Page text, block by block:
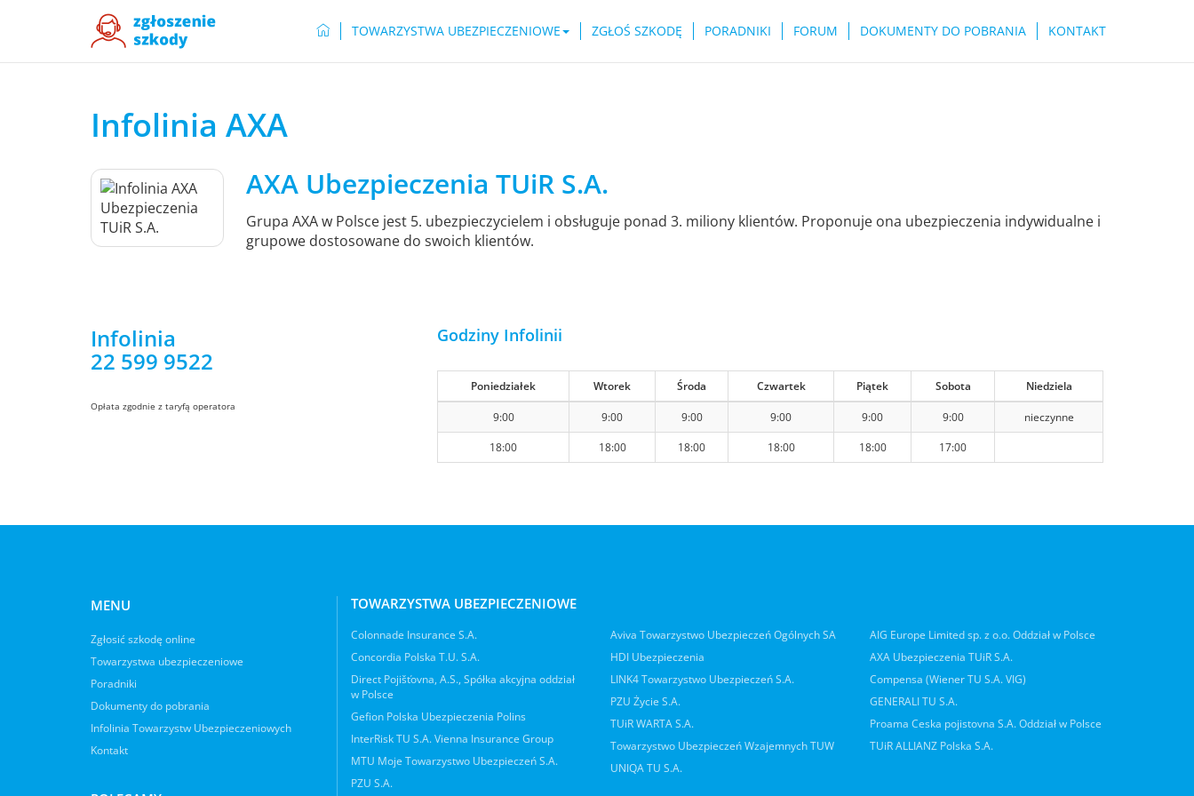
TOWARZYSTWA UBEZPIECZENIOWE ZGŁOŚ SZKODĘ PORADNIKI FORUM DOKUMENTY DO POBRANIA KONTAKT
Infolinia AXA
AXA Ubezpieczenia TUiR S.A.
Grupa AXA w Polsce jest 5. ubezpieczycielem i obsługuje ponad 3. miliony klientów. Proponuje ona ubezpieczenia indywidualne i
grupowe dostosowane do swoich klientów.
Infolinia
22 599 9522
Opłata zgodnie z taryfą operatora
Godziny Infolinii
Poniedziałek Wtorek Środa Czwartek Piątek Sobota Niedziela
9:00 9:00 9:00 9:00 9:00 9:00
nieczynne
18:00
18:00 18:00 18:00 18:00 17:00
MENU
Zgłosić szkodę online
Towarzystwa ubezpieczeniowe
Poradniki
Dokumenty do pobrania
Infolinia Towarzystw Ubezpieczeniowych
Kontakt
TOWARZYSTWA UBEZPIECZENIOWE
Colonnade Insurance S.A.
Concordia Polska T.U. S.A.
Direct Pojišťovna, A.S., Spółka akcyjna oddział
w Polsce
Gefion Polska Ubezpieczenia Polins
InterRisk TU S.A. Vienna Insurance Group
MTU Moje Towarzystwo Ubezpieczeń S.A.
PZU S.A.
Aviva Towarzystwo Ubezpieczeń Ogólnych SA
HDI Ubezpieczenia
LINK4 Towarzystwo Ubezpieczeń S.A.
PZU Życie S.A.
TUiR WARTA S.A.
Towarzystwo Ubezpieczeń Wzajemnych TUW
UNIQA TU S.A.
AIG Europe Limited sp. z o.o. Oddział w Polsce
AXA Ubezpieczenia TUiR S.A.
Compensa (Wiener TU S.A. VIG)
GENERALI TU S.A.
Proama Ceska pojistovna S.A. Oddział w Polsce
TUiR ALLIANZ Polska S.A.